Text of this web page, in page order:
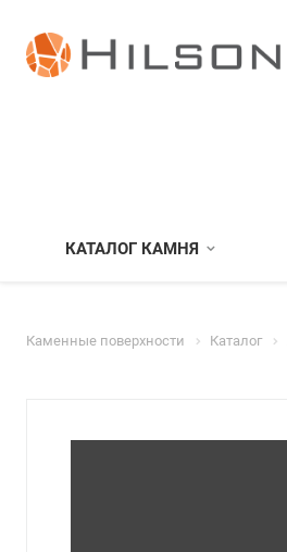
КАТАЛОГ КАМНЯ
Каменные поверхности Каталог